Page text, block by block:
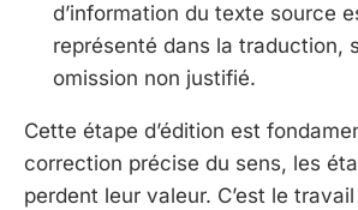
d’information du texte source
représenté dans la traduction,
omission non justifié.
Cette étape d’édition est
correction précise du sens, les
perdent leur valeur. C’est le